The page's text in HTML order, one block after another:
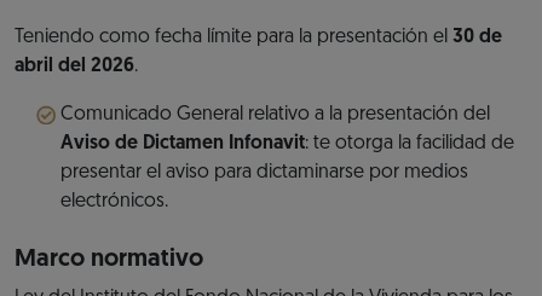
Teniendo como fecha límite para la presentación el 30 de
abril del 2026.
Comunicado General relativo a la presentación del
Aviso de Dictamen Infonavit: te otorga la facilidad de
presentar el aviso para dictaminarse por medios
electrónicos.
Marco normativo